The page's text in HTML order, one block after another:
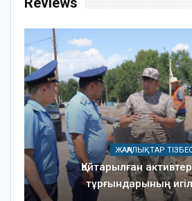
ЖАҢАЛЫҚТАР
Қайтарылған
тұрғындарының